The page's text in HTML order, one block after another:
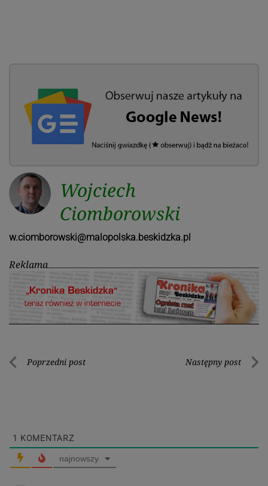
Wojciech
Ciomborowski
w.ciomborowski@malopolska.beskidzka.pl
Reklama
Nawigacja
Poprzedni post Następny post
1 KOMENTARZ
najnowszy